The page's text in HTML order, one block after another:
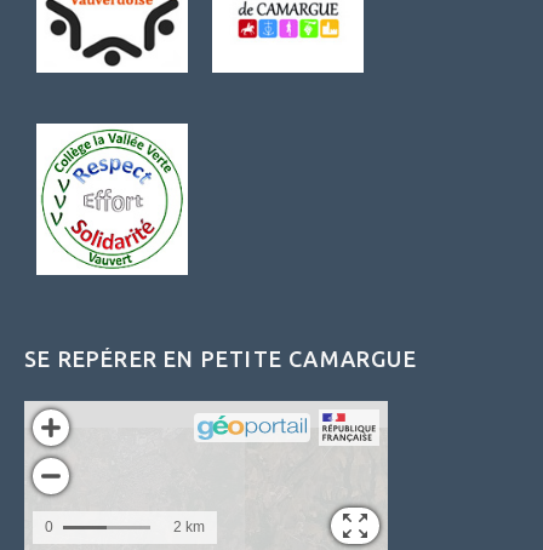
SE REPÉRER EN PETITE CAMARGUE